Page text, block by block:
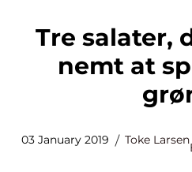
Tre salater, der gør det
nemt at
03 January 2019 Toke Larsen